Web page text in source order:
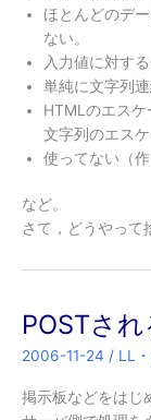
ほとんどのデ
ない。
入力値に対す
単純に文字列
HTMLのエスケ
文字列のエス
使ってない（
など。
さて，どうやって
POSTさ
2006-11-24 / LL
掲示板などをはじ